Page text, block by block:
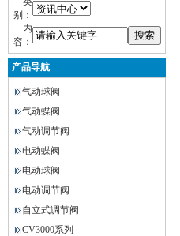
别：
内
容：
产品导航
气动球阀
气动蝶阀
气动调节阀
电动蝶阀
电动球阀
电动调节阀
自立式调节阀
CV3000系列